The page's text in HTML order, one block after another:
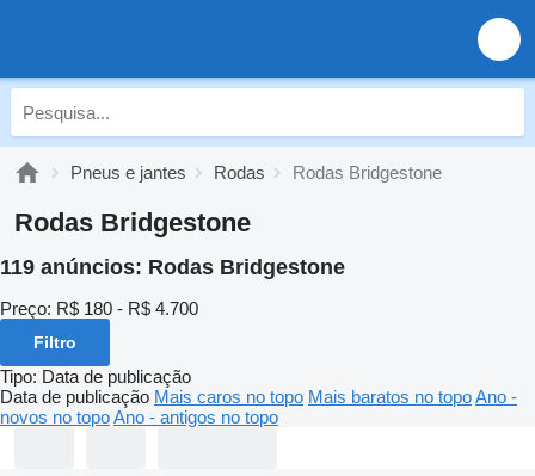
Pneus e jantes Rodas Rodas Bridgestone
Rodas Bridgestone
119 anúncios: Rodas Bridgestone
Preço: R$ 180 - R$ 4.700
Filtro
Tipo: Data de publicação
Data de publicação Mais caros no topo Mais baratos no topoAno -
novos no topoAno - antigos no topo